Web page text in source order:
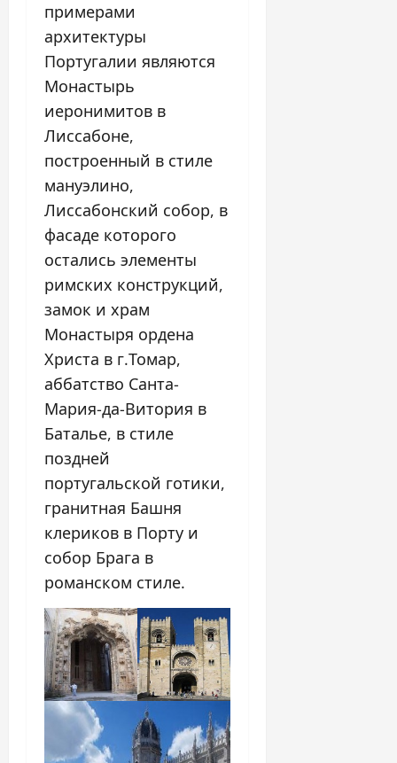
примерами
архитектуры
Португалии являются
Монастырь
иеронимитов в
Лиссабоне,
построенный в стиле
мануэлино,
Лиссабонский собор, в
фасаде которого
остались элементы
римских конструкций,
замок и храм
Монастыря ордена
Христа в г.Томар,
аббатство Санта-
Мария-да-Витория в
Баталье, в стиле
поздней
португальской готики,
гранитная Башня
клериков в Порту и
собор Брага в
романском стиле.